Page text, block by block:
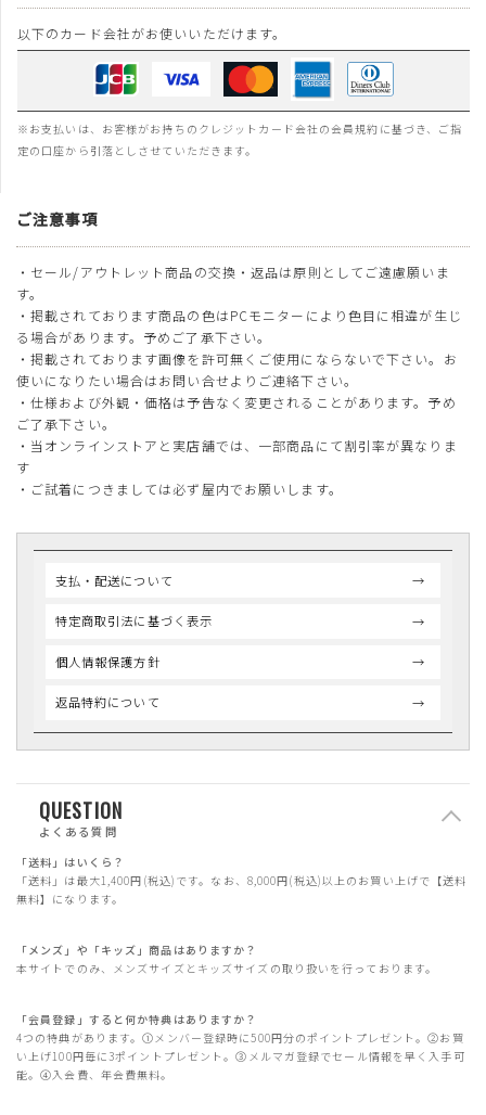
以下のカード会社がお使いいただけます。
※お支払いは、お客様がお持ちのクレジットカード会社の会員規約に基づき、ご指
定の口座から引落としさせていただきます。
ご注意事項
・セール/アウトレット商品の交換・返品は原則としてご遠慮願いま
す。
・掲載されております商品の色はPCモニターにより色目に相違が生じ
る場合があります。予めご了承下さい。
・掲載されております画像を許可無くご使用にならないで下さい。お
使いになりたい場合はお問い合せよりご連絡下さい。
・仕様および外観・価格は予告なく変更されることがあります。予め
ご了承下さい。
・当オンラインストアと実店舗では、一部商品にて割引率が異なりま
す
・ご試着につきましては必ず屋内でお願いします。
支払・配送について
特定商取引法に基づく表示
個人情報保護方針
返品特約について
QUESTION
よくある質問
「送料」はいくら？
「送料」は最大1,400円(税込)です。なお、8,000円(税込)以上のお買い上げで【送料
無料】になります。
「メンズ」や「キッズ」商品はありますか？
本サイトでのみ、メンズサイズとキッズサイズの取り扱いを行っております。
「会員登録」すると何か特典はありますか？
4つの特典があります。①メンバー登録時に500円分のポイントプレゼント。②お買
い上げ100円毎に3ポイントプレゼント。③メルマガ登録でセール情報を早く入手可
能。④入会費、年会費無料。